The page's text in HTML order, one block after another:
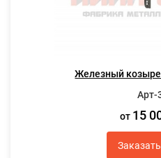
Железный
Арт-
от 15